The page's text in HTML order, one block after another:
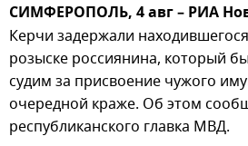
СИМФЕРОПОЛЬ, 4 авг – РИА
Керчи задержали
розыске россиянина, который
судим за присвоение чужого
очередной краже. Об этом
республиканского главка МВД.